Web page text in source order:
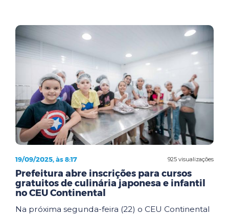
925 visualizações
19/09/2025, às 8:17
Prefeitura abre inscrições para cursos
gratuitos de culinária japonesa e infantil
no CEU Continental
Na próxima segunda-feira (22) o CEU Continental